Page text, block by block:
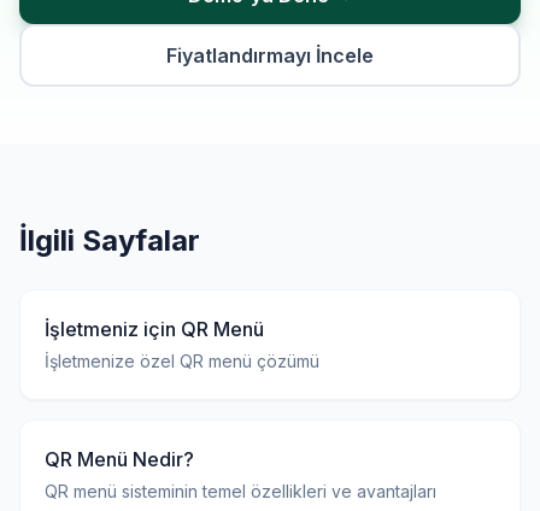
Fiyatlandırmayı İncele
İlgili Sayfalar
İşletmeniz için QR Menü
İşletmenize özel QR menü çözümü
QR Menü Nedir?
QR menü sisteminin temel özellikleri ve avantajları